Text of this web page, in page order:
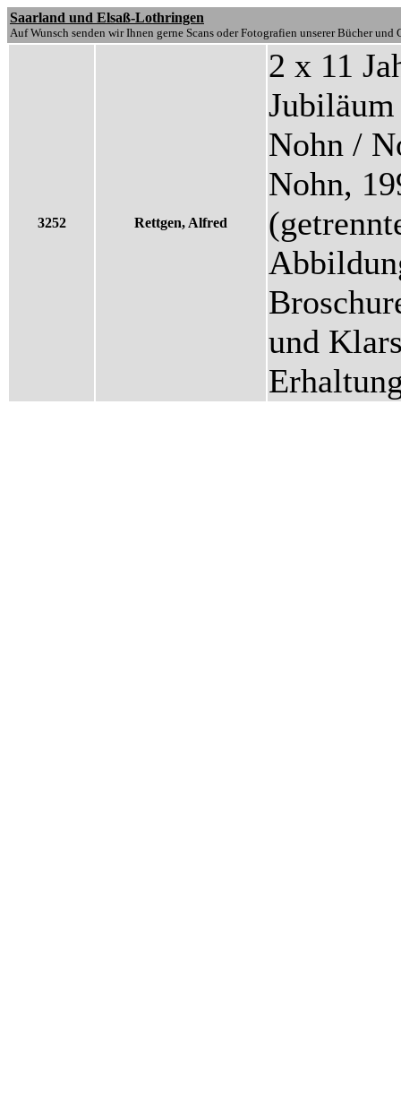
Saarland und Elsaß-Lothringen
Auf Wunsch senden wir Ihnen gerne Scans oder Fotografien unserer Bücher und
3252 Rettgen, Alfred
2 x 11
Nohn /
Nohn,
und